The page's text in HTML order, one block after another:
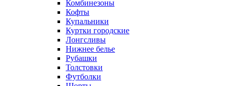
Комбинезоны
Кофты
Купальники
Куртки городские
Лонгсливы
Нижнее белье
Рубашки
Толстовки
Футболки